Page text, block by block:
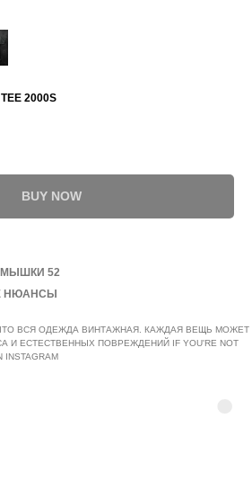
2000S
BUY NOW
52
НЮАНСЫ
ВСЯ ОДЕЖДА ВИНТАЖНАЯ. КАЖДАЯ ВЕЩЬ МОЖЕТ
И ЕСТЕСТВЕННЫХ ПОВРЕЖДЕНИЙ IF YOU'RE NOT
INSTAGRAM